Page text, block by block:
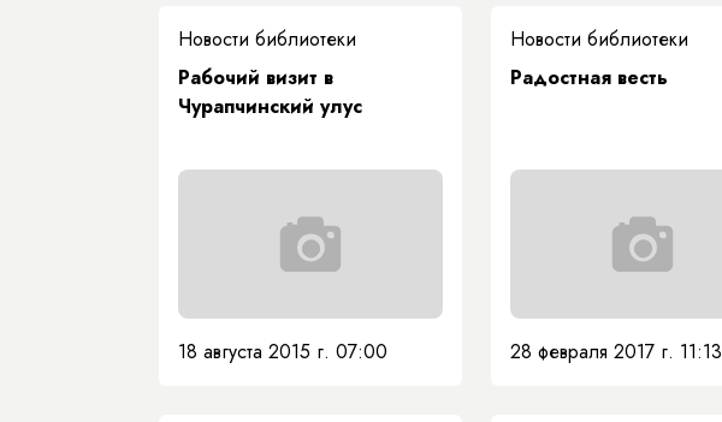
Новости библиотеки
Рабочий визит в
Чурапчинский улус
18 августа 2015 г. 07:00
Новости библиотеки
Радостная весть
28 февраля 2017 г. 11:13